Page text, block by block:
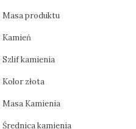
Masa produktu
Kamień
Szlif kamienia
Kolor złota
Masa Kamienia
Średnica kamienia